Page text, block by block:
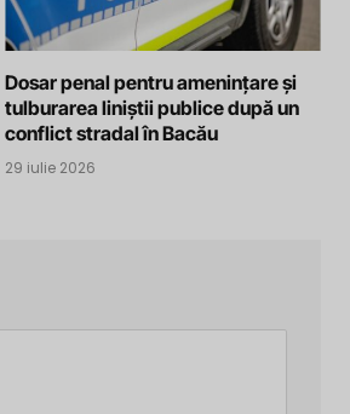
Dosar penal pentru amenințare și
tulburarea liniștii publice după un
conflict stradal în Bacău
29 iulie 2026